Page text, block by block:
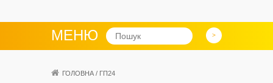
МЕНЮ
ГОЛОВНА / ГП24